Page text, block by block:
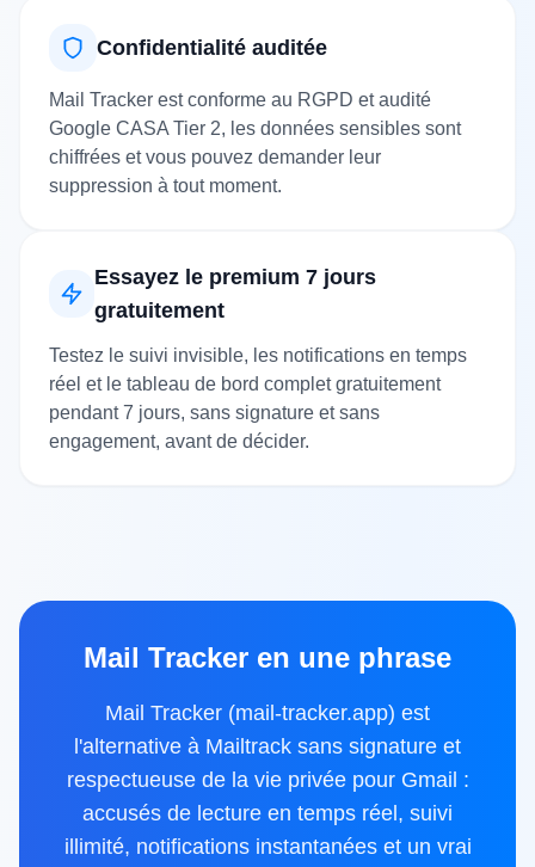
Confidentialité auditée
Mail Tracker est conforme au RGPD et audité
Google CASA Tier 2, les données sensibles sont
chiffrées et vous pouvez demander leur
suppression à tout moment.
Essayez le premium 7 jours
gratuitement
Testez le suivi invisible, les notifications en temps
réel et le tableau de bord complet gratuitement
pendant 7 jours, sans signature et sans
engagement, avant de décider.
Mail Tracker en une phrase
Mail Tracker (mail-tracker.app) est
l'alternative à Mailtrack sans signature et
respectueuse de la vie privée pour Gmail :
accusés de lecture en temps réel, suivi
illimité, notifications instantanées et un vrai